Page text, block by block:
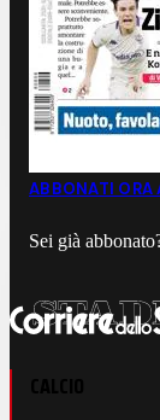
ABBONATI
Sei già